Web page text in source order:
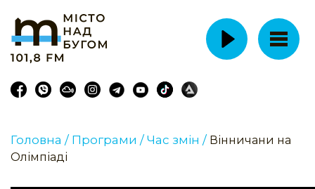
Головна / Програми / Час змін / Вінничани на
Олімпіаді